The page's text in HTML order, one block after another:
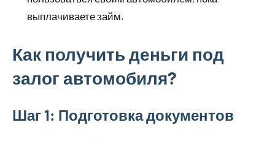
выплачиваете займ.
Как получить деньги под
залог автомобиля?
Шаг 1: Подготовка документов